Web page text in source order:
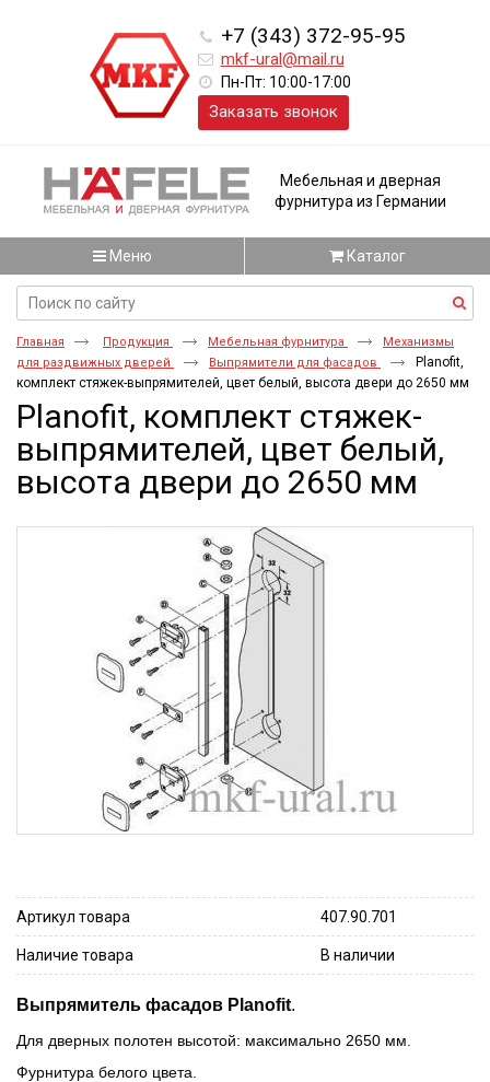
+7 (343) 372-95-95
mkf-ural@mail.ru
Пн-Пт: 10:00-17:00
Заказать звонок
Мебельная и дверная
фурнитура из Германии
Меню Каталог
Главная Продукция Мебельная фурнитура
Механизмы
для раздвижных дверей
Выпрямители для фасадов
Planofit,
комплект стяжек-выпрямителей, цвет белый, высота двери до 2650 мм
Planofit, комплект стяжек-
выпрямителей, цвет белый,
высота двери до 2650 мм
Артикул товара 407.90.701
Наличие товара В наличии
Выпрямитель фасадов Planofit.
Для дверных полотен высотой: максимально 2650 мм.
Фурнитура белого цвета.